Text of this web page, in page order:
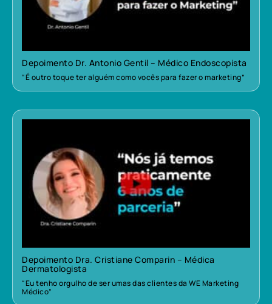
Depoimento Dr. Antonio Gentil – Médico Endoscopista
“É outro toque ter alguém como vocês para fazer o marketing”
Depoimento Dra. Cristiane Comparin – Médica
Dermatologista
“Eu tenho orgulho de ser umas das clientes da WE Marketing
Médico”